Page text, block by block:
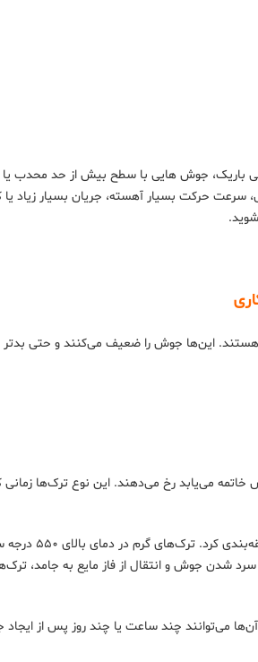
جوش هایی با سطح بیش از حد محدب
حرکت بسیار آهسته، جریان بسیار زیاد یا
این‌ها جوش را ضعیف می‌کنند و حتی بدتر
خاتمه می‌یابد رخ می‌دهند. این نوع ترک‌ها
همچنین،
گرم کرد و با سرد شدن جوش و انتقال از فاز مایع
می‌توانند چند ساعت یا چند روز پس از